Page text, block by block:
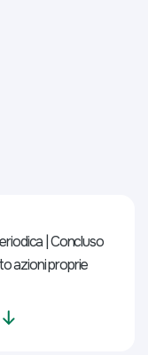
| Concluso
azioni proprie